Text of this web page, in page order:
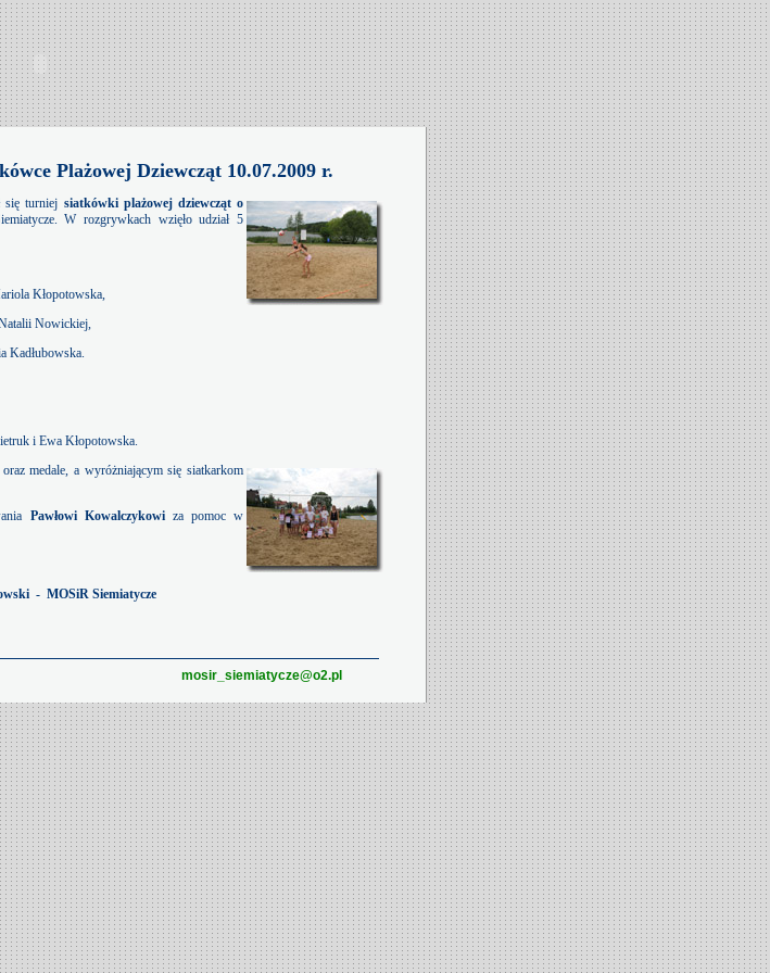
Plażowej Dziewcząt 10.07.2009 r.
się turniej siatkówki plażowej dziewcząt o
W rozgrywkach wzięło udział 5
Kłopotowska,
Nowickiej,
Kadłubowska.
i Ewa Kłopotowska.
medale, a wyróżniającym się siatkarkom
Pawłowi Kowalczykowiza pomoc w
- MOSiR Siemiatycze
mosir_siemiatycze@o2.pl